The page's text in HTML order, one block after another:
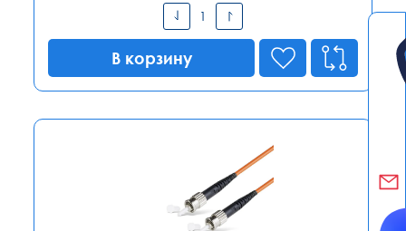
В корзину